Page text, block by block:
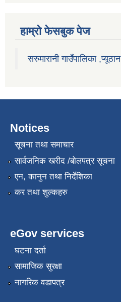
हाम्राे फेसबुक पेज
सरुमारानी गाउँपालिका ,प्यूठान
Notices
सूचना तथा समाचार
सार्वजनिक खरीद /बोलपत्र सूचना
एन, कानुन तथा निर्देशिका
कर तथा शुल्कहरु
eGov services
घटना दर्ता
सामाजिक सुरक्षा
नागरिक वडापत्र